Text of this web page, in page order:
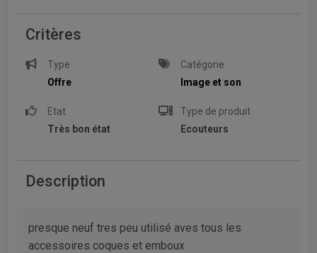
Critères
Type
Offre
Catégorie
Image et son
Etat
Très bon état
Type de produit
Ecouteurs
Description
presque neuf tres peu utilisé aves tous les
accessoires coques et emboux